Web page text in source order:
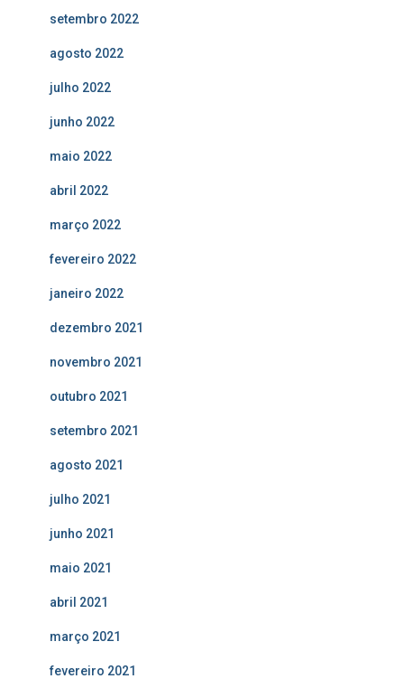
setembro 2022
agosto 2022
julho 2022
junho 2022
maio 2022
abril 2022
março 2022
fevereiro 2022
janeiro 2022
dezembro 2021
novembro 2021
outubro 2021
setembro 2021
agosto 2021
julho 2021
junho 2021
maio 2021
abril 2021
março 2021
fevereiro 2021